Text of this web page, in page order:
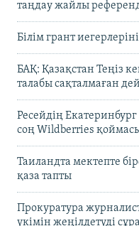
таңдау жайлы
Білім грант
БАҚ: Қазақстан Теңіз
талабы сақталмаған
Ресейдің
соң Wildberries
Таиландта мектепте
қаза тапты
Прокуратура
үкімін жеңілдетуді